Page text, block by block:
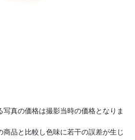
真の価格は撮影当時の価格となりま
品と比較し色味に若干の誤差が生じ